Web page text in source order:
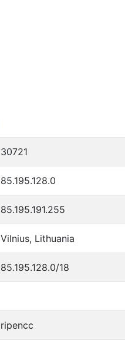
30721
85.195.128.0
85.195.191.255
Vilnius, Lithuania
85.195.128.0/18
ripencc